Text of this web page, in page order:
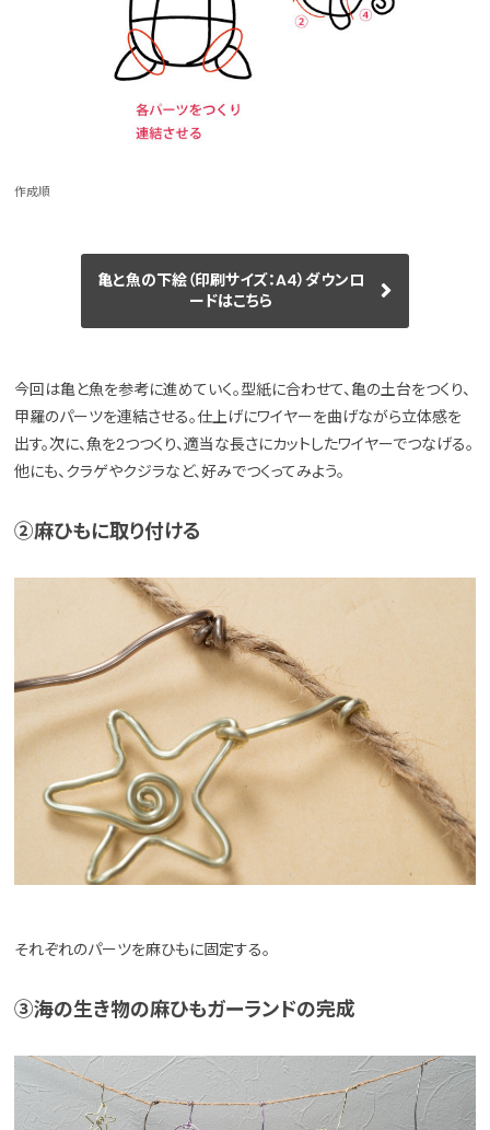
作成順
亀と魚の下絵（印刷サイズ：A4）ダウンロ
ードはこちら
今回は亀と魚を参考に進めていく。型紙に合わせて、亀の土台をつくり、
甲羅のパーツを連結させる。仕上げにワイヤーを曲げながら立体感を
出す。次に、魚を2つつくり、適当な長さにカットしたワイヤーでつなげる。
他にも、クラゲやクジラなど、好みでつくってみよう。
②麻ひもに取り付ける
それぞれのパーツを麻ひもに固定する。
③海の生き物の麻ひもガーランドの完成